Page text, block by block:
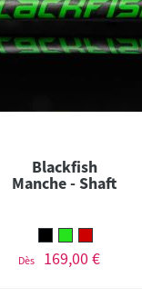
Blackfish
Manche - Shaft
Dès 169,00 €